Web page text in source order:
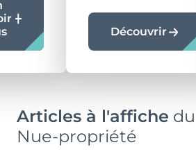
Découvrir
Articles à l'affiche
Nue-propriété